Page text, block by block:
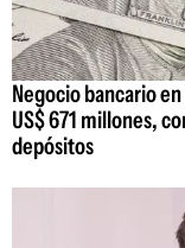
Negocio bancario
US$ 671 millones,
depósitos